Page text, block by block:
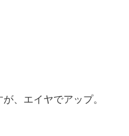
、エイヤでアップ。